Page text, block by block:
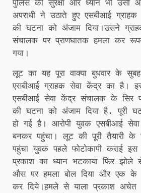
पुलिस की सुरक्षा और ध्यान भी उसी
अपराधी ने उठाते हुए एसबीआई
की घटना को अंजाम दिया।उसने
संचालक पर प्राणघातक हमला कर
गया।
लूट का यह पूरा वाक्या बुधवार के
एसबीआई ग्राहक सेवा केंद्र का है।
एसबीआई सेवा केंद्र संचालक के सिर
की घटना को अंजाम दिया है. पूरी
हो गई है। आरोपी युवक एसबीआई
बनकर पहुंचा। लूट की पूरी तैयारी के
पहुंचा युवक पहले फोटोकापी कराई इस
प्रकाश का ध्यान भटकाया फिर झोले
औस पर हमला बोल दिया और एक के
कर दिये।हमले से याला प्रकाश अचेत